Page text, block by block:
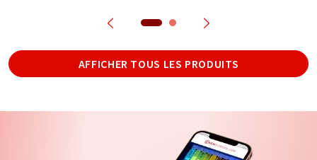
AFFICHER TOUS LES PRODUITS